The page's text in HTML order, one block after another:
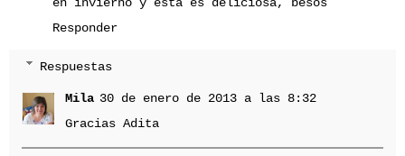
Responder
Respuestas
Mila 30 de enero de 2013 a las 8:32
Gracias Adita